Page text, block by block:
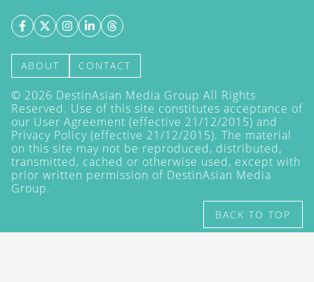
ABOUT CONTACT
© 2026 DestinAsian Media Group All Rights
Reserved. Use of this site constitutes acceptance of
our User Agreement (effective 21/12/2015) and
Privacy Policy (effective 21/12/2015). The material
on this site may not be reproduced, distributed,
transmitted, cached or otherwise used, except with
prior written permission of DestinAsian Media
Group.
BACK TO TOP